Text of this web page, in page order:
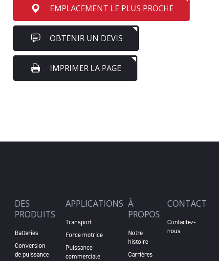
EMPLACEMENT LE PLUS PROCHE
OBTENIR UN DEVIS
IMPRIMER LA PAGE
DES
PRODUITS
Batteries
Conversion
de puissance
APPLICATIONS
Transport
Force motrice
Puissance
commerciale
À
PROPOS
Notre
histoire
Carrières
CONTACT
Contactez-
nous